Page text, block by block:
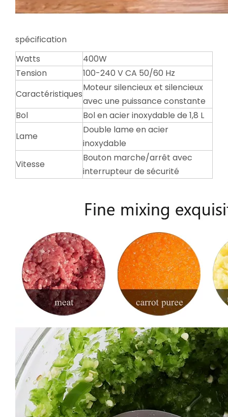
spécification
Watts
400W
Tension
100-240 V CA 50/60 Hz
Caractéristiques
Moteur silencieux et silencieux
avec une puissance constante
Bol
Bol en acier inoxydable de 1,8 L
Lame
Double lame en acier
inoxydable
Vitesse
Bouton marche/arrêt avec
interrupteur de sécurité